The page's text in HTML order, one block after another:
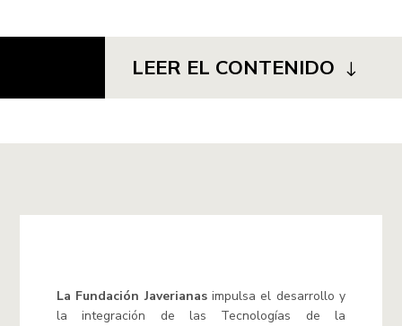
LEER EL CONTENIDO
La Fundación Javerianasimpulsa el desarrollo y
la integración de las Tecnologías de la